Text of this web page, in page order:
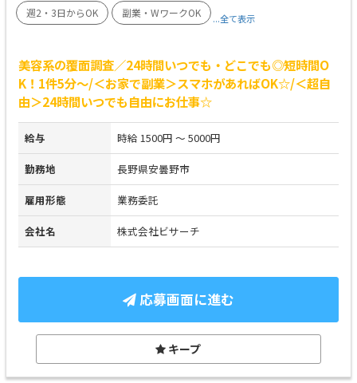
週2・3日からOK
副業・WワークOK ...全て表示
美容系の覆面調査／24時間いつでも・どこでも◎短時間O
K！1件5分～/＜お家で副業＞スマホがあればOK☆/＜超自
由＞24時間いつでも自由にお仕事☆
給与 時給 1500円 ～ 5000円
勤務地 長野県安曇野市
雇用形態 業務委託
会社名 株式会社ビサーチ
応募画面に進む
キープ